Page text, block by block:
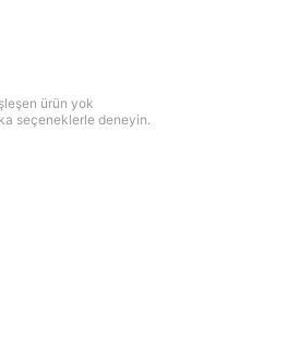
ürün yok
seçeneklerle deneyin.